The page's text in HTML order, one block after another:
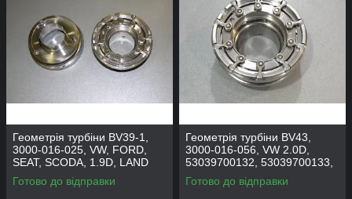
Геометрія турбіни BV39-1,
3000-016-025, VW, FORD,
SEAT, SCODA, 1.9D, LAND
ROVER, 3.6D, 54399700059
Готово до відправки
Геометрія турбіни BV43,
3000-016-056, VW 2.0D,
53039700132, 53039700133,
53039700140, 53039700122
Готово до відправки